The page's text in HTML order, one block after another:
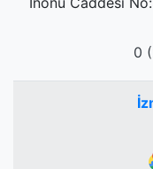
0